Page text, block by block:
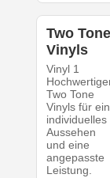
Two Tone
Vinyls
Vinyl 1
Two Tone
Vinyls für ein
individuelles
Aussehen
und eine
angepasste
Leistung.